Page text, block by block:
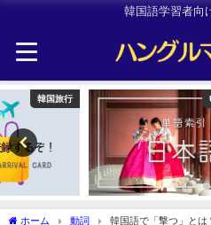
韓国語学習者向
Uncategorized
ホーム 動詞 韓国語で「撃つ」とは